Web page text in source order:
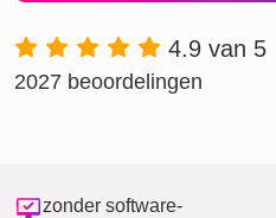
4.9 van 5
2027 beoordelingen
zonder software-